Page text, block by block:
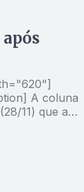
11) que a